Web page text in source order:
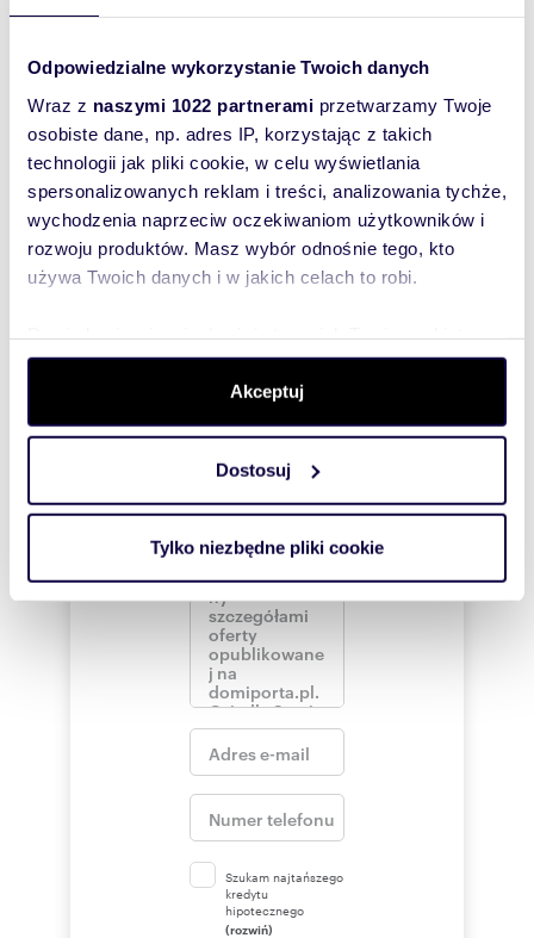
Odpowiedzialne wykorzystanie Twoich danych
Wraz z naszymi 1022 partnerami przetwarzamy Twoje
osobiste dane, np. adres IP, korzystając z takich
technologii jak pliki cookie, w celu wyświetlania
spersonalizowanych reklam i treści, analizowania tychże,
wychodzenia naprzeciw oczekiwaniom użytkowników i
rozwoju produktów. Masz wybór odnośnie tego, kto
używa Twoich danych i w jakich celach to robi.
dane są przetwarzane oraz ustaw własne preferencje w
. W Deklaracji plików cookie możesz
zmienić lub wycofać swoją zgodę w dowolnej chwili.
Wykorzystujemy pliki cookie do spersonalizowania treści
i reklam, aby oferować funkcje społecznościowe i
korzystasz z naszej witryny, udostępniamy partnerom
Partnerzy mogą połączyć te informacje z innymi danymi
otrzymanymi od Ciebie lub uzyskanymi podczas
korzystania z ich usług.
Akceptuj
Dostosuj
Tylko niezbędne pliki cookie
Wyślij
wiadomość
To najlepszy
sposób, aby
oferty
szybko się z
Tobą
skontaktował!
Szukam najtańszego
kredytu
hipotecznego
(rozwiń)